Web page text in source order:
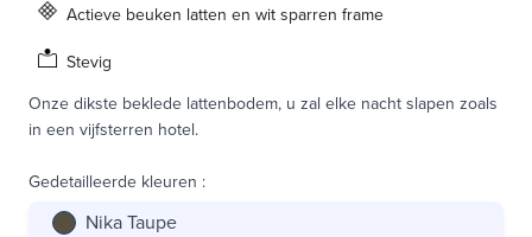
Actieve beuken latten en wit sparren frame
Stevig
Onze dikste beklede lattenbodem, u zal elke nacht slapen zoals
in een vijfsterren hotel.
Gedetailleerde kleuren :
Nika Taupe